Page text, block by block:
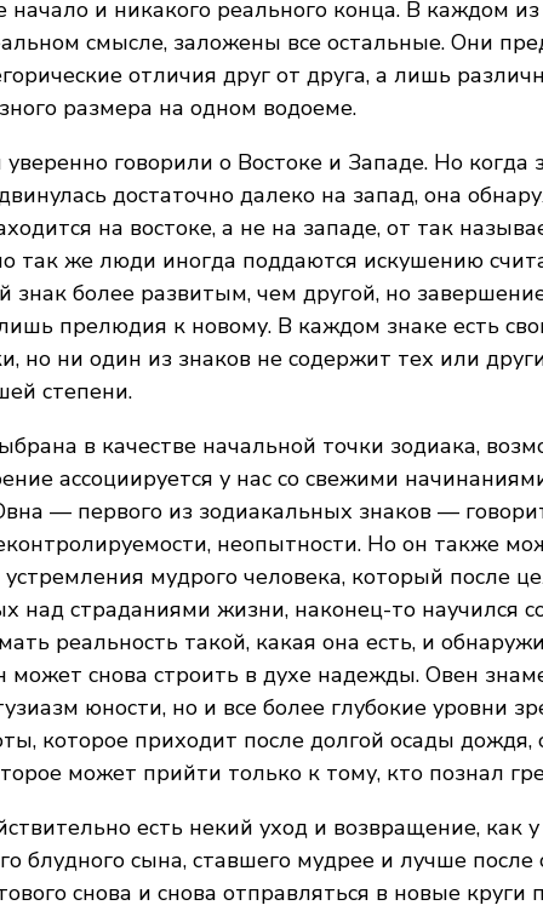
начало и никакого реального конца. В каждом из
смысле, заложены все остальные. Они
отличия друг от друга, а лишь
размера на одном водоеме.
говорили о Востоке и Западе. Но когда
достаточно далеко на запад, она
на востоке, а не на западе, от так
так же люди иногда поддаются искушению
знак более развитым, чем другой, но
прелюдия к новому. В каждом знаке есть
но ни один из знаков не содержит тех или
степени.
в качестве начальной точки зодиака,
ассоциируется у нас со свежими
— первого из зодиакальных знаков —
неопытности. Но он также
мудрого человека, который после
над страданиями жизни, наконец-то научился
реальность такой, какая она есть, и
может снова строить в духе надежды. Овен
юности, но и все более глубокие уровни
которое приходит после долгой осады
может прийти только к тому, кто познал
есть некий уход и возвращение, как у
блудного сына, ставшего мудрее и лучше после
снова и снова отправляться в новые